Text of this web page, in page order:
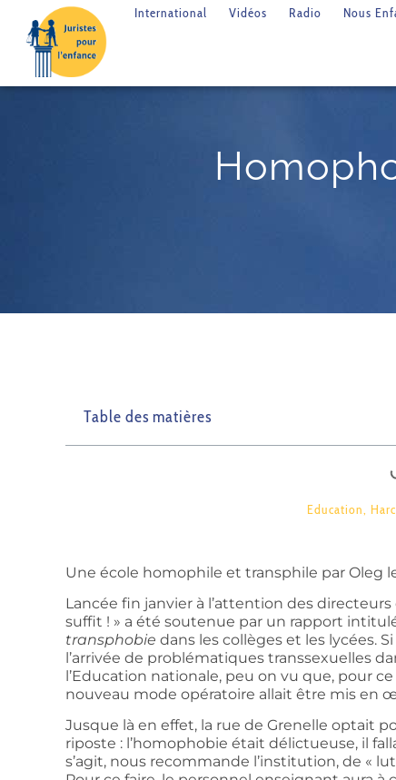
International Vidéos Radio Nous
Table des matières
Education,
Une école homophile et transphile par Oleg
Lancée fin janvier à l’attention des
suffit ! » a été soutenue par un rapport
transphobie dans les collèges et les lycées.
l’arrivée de problématiques transsexuelles
l’Education nationale, peu on vu que, pour
nouveau mode opératoire allait être mis en
Jusque là en effet, la rue de Grenelle optait
riposte : l’homophobie était délictueuse, il
s’agit, nous recommande l’institution, de «